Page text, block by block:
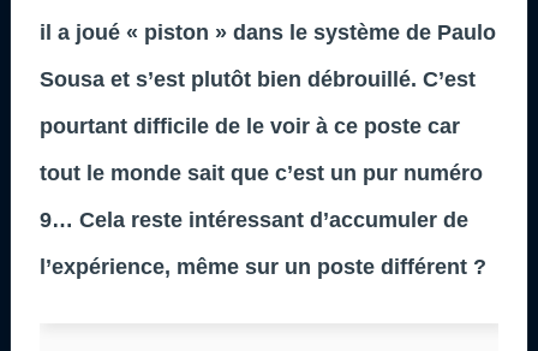
il a joué « piston » dans le système de Paulo
Sousa et s’est plutôt bien débrouillé. C’est
pourtant difficile de le voir à ce poste car
tout le monde sait que c’est un pur numéro
9… Cela reste intéressant d’accumuler de
l’expérience, même sur un poste différent ?